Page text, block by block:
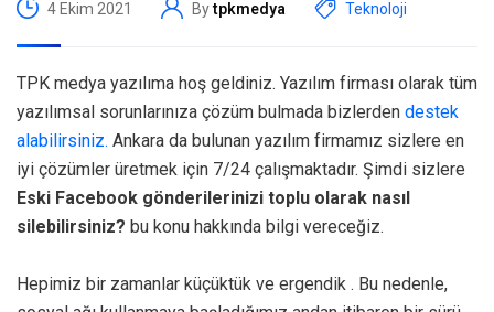
4 Ekim 2021 Bytpkmedya Teknoloji
TPK medya yazılıma hoş geldiniz. Yazılım firması olarak tüm
yazılımsal sorunlarınıza çözüm bulmada bizlerden destek
alabilirsiniz. Ankara da bulunan yazılım firmamız sizlere en
iyi çözümler üretmek için 7/24 çalışmaktadır. Şimdi sizlere
Eski Facebook gönderilerinizi toplu olarak nasıl
silebilirsiniz? bu konu hakkında bilgi vereceğiz.
Hepimiz bir zamanlar küçüktük ve ergendik . Bu nedenle,